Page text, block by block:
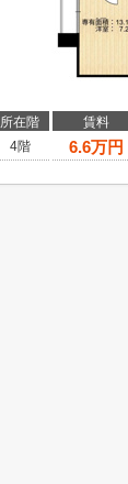
所在階 賃料
4階
6.6万円